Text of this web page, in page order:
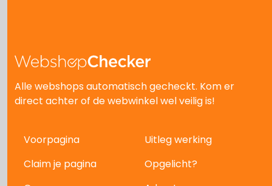
Alle webshops automatisch gecheckt. Kom er
direct achter of de webwinkel wel veilig is!
Voorpagina
Uitleg werking
Claim je pagina
Opgelicht?